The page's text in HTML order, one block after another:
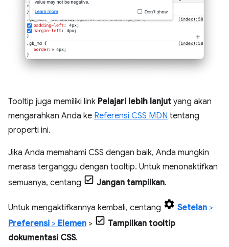
Tooltip juga memiliki link Pelajari lebih lanjut yang akan
mengarahkan Anda ke Referensi CSS MDN tentang
properti ini.
Jika Anda memahami CSS dengan baik, Anda mungkin
merasa terganggu dengan tooltip. Untuk menonaktifkan
semuanya, centang
Jangan tampilkan.
Untuk mengaktifkannya kembali, centang Setelan >
Preferensi > Elemen >
Tampilkan tooltip
dokumentasi CSS.